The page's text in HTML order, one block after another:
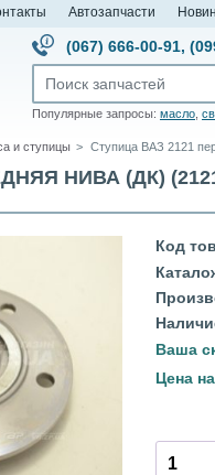
Автозапчасти
(067) 666-00-91,
Популярные запросы: масло
и ступицы Ступица ВАЗ 2121
НИВА (ДК)
Код
Ваша
Цена